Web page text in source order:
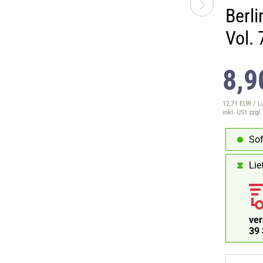
Vol.
12,71 EUR /
inkl. USt
38